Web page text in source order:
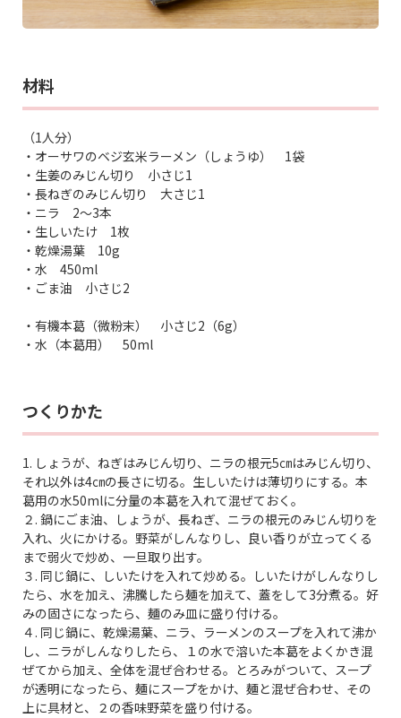
材料
（1人分）
・オーサワのベジ玄米ラーメン（しょうゆ） 1袋
・生姜のみじん切り 小さじ1
・長ねぎのみじん切り 大さじ1
・ニラ 2～3本
・生しいたけ 1枚
・乾燥湯葉 10g
・水 450ml
・ごま油 小さじ2
・有機本葛（微粉末） 小さじ2（6g）
・水（本葛用） 50ml
つくりかた
1. しょうが、ねぎはみじん切り、ニラの根元5㎝はみじん切り、
それ以外は4㎝の長さに切る。生しいたけは薄切りにする。本
葛用の水50mlに分量の本葛を入れて混ぜておく。
２. 鍋にごま油、しょうが、長ねぎ、ニラの根元のみじん切りを
入れ、火にかける。野菜がしんなりし、良い香りが立ってくる
まで弱火で炒め、一旦取り出す。
３. 同じ鍋に、しいたけを入れて炒める。しいたけがしんなりし
たら、水を加え、沸騰したら麺を加えて、蓋をして3分煮る。好
みの固さになったら、麺のみ皿に盛り付ける。
４. 同じ鍋に、乾燥湯葉、ニラ、ラーメンのスープを入れて沸か
し、ニラがしんなりしたら、１の水で溶いた本葛をよくかき混
ぜてから加え、全体を混ぜ合わせる。とろみがついて、スープ
が透明になったら、麺にスープをかけ、麺と混ぜ合わせ、その
上に具材と、２の香味野菜を盛り付ける。